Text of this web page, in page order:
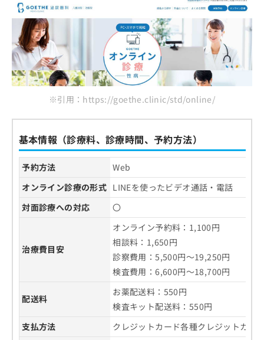
※引用：https://goethe.clinic/std/online/
基本情報（診療料、診療時間、予約方法）
予約方法
Web
オンライン診療の形式 LINEを使ったビデオ通話・電話
対面診療への対応
〇
治療費目安
オンライン予約料：1,100円
相談料：1,650円
診察費用：5,500円～19,250円
検査費用：6,600円～18,700円
配送料
お薬配送料：550円
検査キット配送料：550円
支払方法
クレジットカード各種クレジットカー